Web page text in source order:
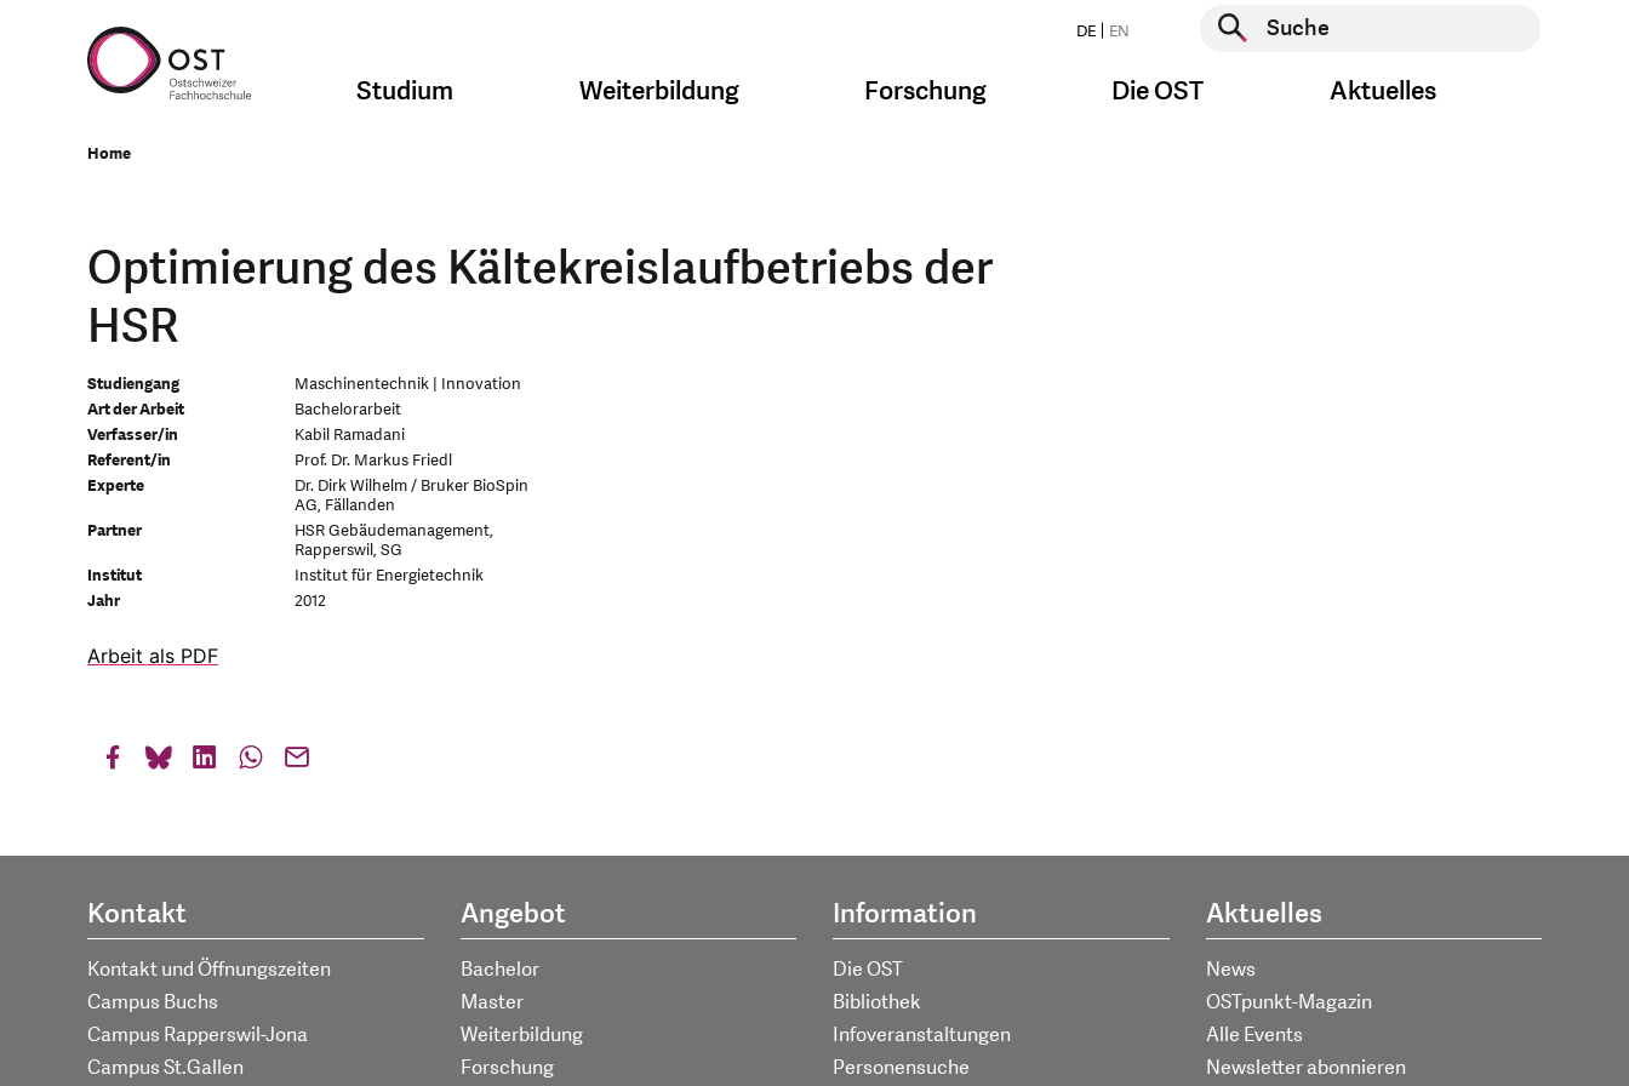
DE EN
Suche starten
Studium Weiterbildung Forschung Die OST Aktuelles
Home
Optimierung des Kältekreislaufbetriebs der
HSR
Studiengang
Maschinentechnik | Innovation
Art der Arbeit
Bachelorarbeit
Verfasser/in
Kabil Ramadani
Referent/in
Prof. Dr. Markus Friedl
Experte
Dr. Dirk Wilhelm / Bruker BioSpin
AG, Fällanden
Partner
HSR Gebäudemanagement,
Rapperswil, SG
Institut
Institut für Energietechnik
Jahr
2012
Arbeit als PDF
Kontakt
Kontakt und Öffnungszeiten
Campus Buchs
Campus Rapperswil-Jona
Campus St.Gallen
Angebot
Bachelor
Master
Weiterbildung
Forschung
Information
Die OST
Bibliothek
Infoveranstaltungen
Personensuche
Aktuelles
News
OSTpunkt-Magazin
Alle Events
Newsletter abonnieren